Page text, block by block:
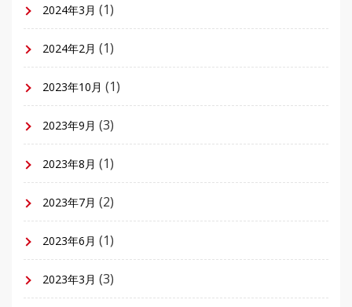
2024年3月 (1)
2024年2月 (1)
2023年10月 (1)
2023年9月 (3)
2023年8月 (1)
2023年7月 (2)
2023年6月 (1)
2023年3月 (3)